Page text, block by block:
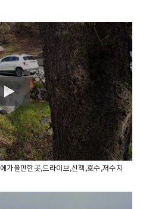
가볼만한곳,드라이브,산책,호수,저수지